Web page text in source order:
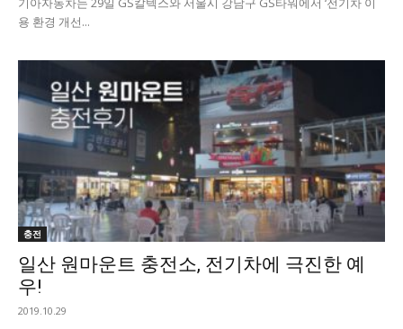
용 환경 개선...
충전
일산 원마운트 충전소, 전기차에 극진한 예
우!
2019.10.29